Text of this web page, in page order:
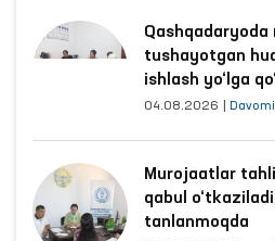
Qashqadaryoda
tushayotgan
ishlash yo‘lga
04.08.2026 Davomi
Murojaatlar
qabul
tanlanmoqda